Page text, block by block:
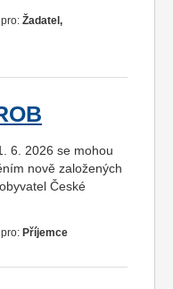
Žadatel,
6. 2026 se mohou
nově založených
České
Příjemce